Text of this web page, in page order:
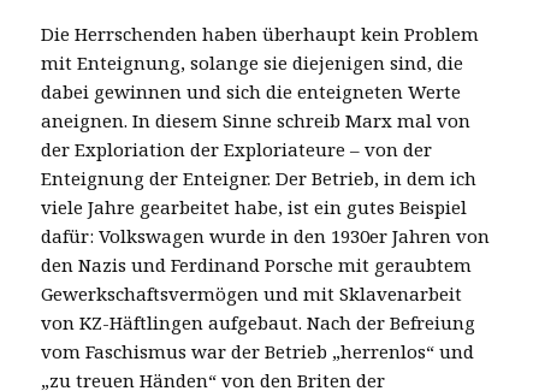
Die Herrschenden haben überhaupt kein Problem
mit Enteignung, solange sie diejenigen sind, die
dabei gewinnen und sich die enteigneten Werte
aneignen. In diesem Sinne schreib Marx mal von
der Exploriation der Exploriateure – von der
Enteignung der Enteigner. Der Betrieb, in dem ich
viele Jahre gearbeitet habe, ist ein gutes Beispiel
dafür: Volkswagen wurde in den 1930er Jahren von
den Nazis und Ferdinand Porsche mit geraubtem
Gewerkschaftsvermögen und mit Sklavenarbeit
von KZ-Häftlingen aufgebaut. Nach der Befreiung
vom Faschismus war der Betrieb „herrenlos“ und
„zu treuen Händen“ von den Briten der